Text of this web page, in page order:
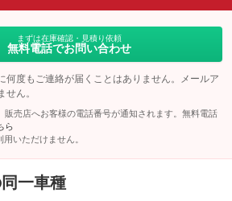
まずは在庫確認・見積り依頼
無料電話でお問い合わせ
何度もご連絡が届くことはありません。メールア
せん。
売店へお客様の電話番号が通知されます。無料電話
ら
いただけません。
一車種